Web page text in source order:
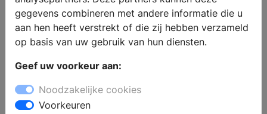
gegevens combineren met andere informatie die u
aan hen heeft verstrekt of die zij hebben verzameld
op basis van uw gebruik van hun diensten.
Geef uw voorkeur aan:
Noodzakelijke cookies
Voorkeuren